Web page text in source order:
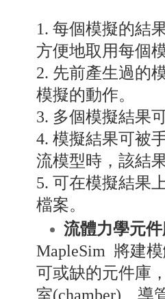
1. 每個模擬的結
方便地取用每個
2. 先前產生過的
模擬的動作。
3. 多個模擬結果
4. 模擬結果可被
流模型時，該結
5. 可在模擬結果
檔案。
流體力學元
MapleSim 將建
可或缺的元件庫
室(chamber)、導